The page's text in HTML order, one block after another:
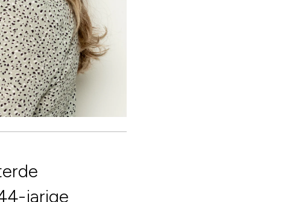
jarige